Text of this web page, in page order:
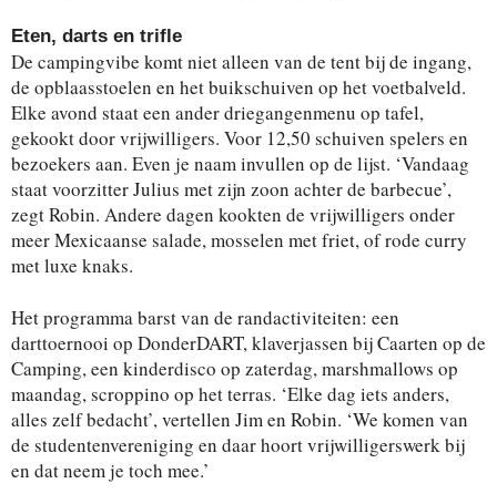
Eten, darts en trifle
De campingvibe komt niet alleen van de tent bij de ingang,
de opblaasstoelen en het buikschuiven op het voetbalveld.
Elke avond staat een ander driegangenmenu op tafel,
gekookt door vrijwilligers. Voor 12,50 schuiven spelers en
bezoekers aan. Even je naam invullen op de lijst. ‘Vandaag
staat voorzitter Julius met zijn zoon achter de barbecue’,
zegt Robin. Andere dagen kookten de vrijwilligers onder
meer Mexicaanse salade, mosselen met friet, of rode curry
met luxe knaks.
Het programma barst van de randactiviteiten: een
darttoernooi op DonderDART, klaverjassen bij Caarten op de
Camping, een kinderdisco op zaterdag, marshmallows op
maandag, scroppino op het terras. ‘Elke dag iets anders,
alles zelf bedacht’, vertellen Jim en Robin. ‘We komen van
de studentenvereniging en daar hoort vrijwilligerswerk bij
en dat neem je toch mee.’